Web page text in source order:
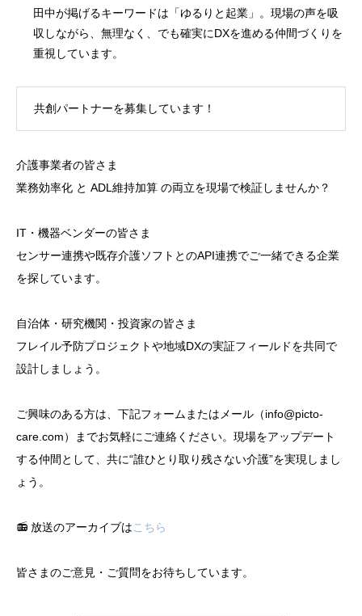
田中が掲げるキーワードは「ゆるりと起業」。現場の声を吸
収しながら、無理なく、でも確実にDXを進める仲間づくりを
重視しています。
共創パートナーを募集しています！
介護事業者の皆さま
業務効率化 と ADL維持加算 の両立を現場で検証しませんか？
IT・機器ベンダーの皆さま
センサー連携や既存介護ソフトとのAPI連携でご一緒できる企業
を探しています。
自治体・研究機関・投資家の皆さま
フレイル予防プロジェクトや地域DXの実証フィールドを共同で
設計しましょう。
ご興味のある方は、下記フォームまたはメール（info@picto-
care.com）までお気軽にご連絡ください。現場をアップデート
する仲間として、共に“誰ひとり取り残さない介護”を実現しまし
ょう。
📻 放送のアーカイブは こちら
皆さまのご意見・ご質問をお待ちしています。